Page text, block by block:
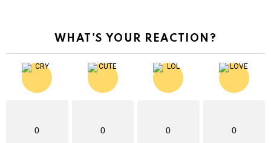
WHAT'S YOUR REACTION?
0 0 0 0